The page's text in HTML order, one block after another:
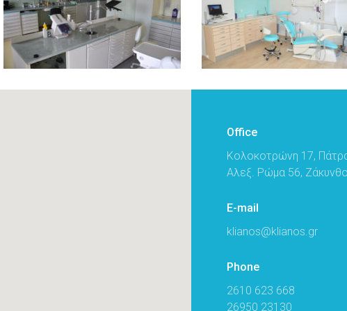
Office
Κολοκοτρώνη 17,
Αλεξ. Ρώμα 56,
E-mail
klianos@klianos.gr
Phone
2610 623 668
26950 23130